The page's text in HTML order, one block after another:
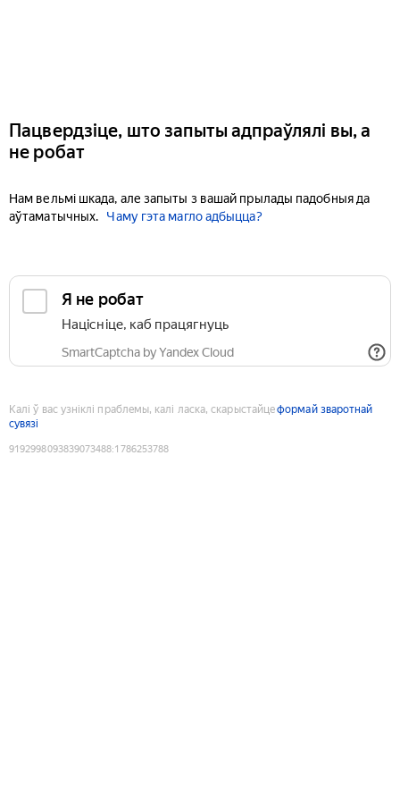
Пацвердзіце, што запыты адпраўлялі вы, а
не робат
Нам вельмі шкада, але запыты з вашай прылады падобныя да
аўтаматычных.
Чаму гэта магло адбыцца?
Я не робат
Націсніце, каб працягнуць
SmartCaptcha by Yandex Cloud
Калі ў вас узніклі праблемы, калі ласка, скарыстайцеформай зваротнай
сувязі
9192998093839073488:1786253788